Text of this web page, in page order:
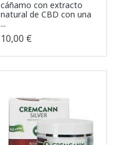
cáñamo con extracto
natural de CBD con una
...
10,00 €